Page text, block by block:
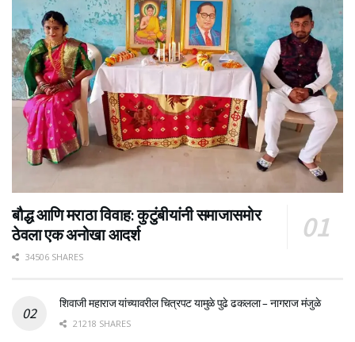
बौद्ध आणि मराठा विवाह: कुटुंबीयांनी समाजासमोर
ठेवला एक अनोखा आदर्श
34506 SHARES
शिवाजी महाराज यांच्यावरील चित्रपट यामुळे पुढे ढकलला – नागराज मंजुळे
21218 SHARES